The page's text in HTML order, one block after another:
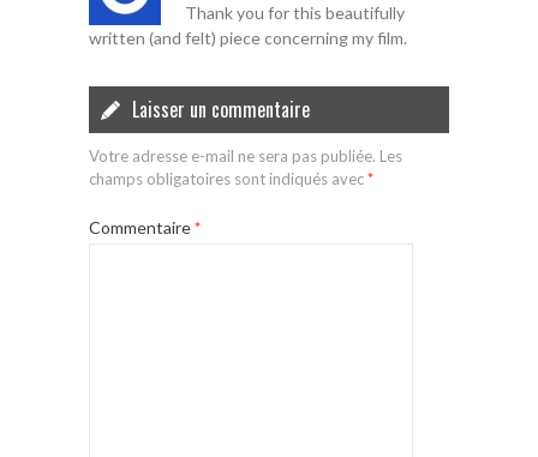
Thank you for this beautifully
written (and felt) piece concerning my film.
Laisser un commentaire
Votre adresse e-mail ne sera pas publiée. Les
champs obligatoires sont indiqués avec*
Commentaire*